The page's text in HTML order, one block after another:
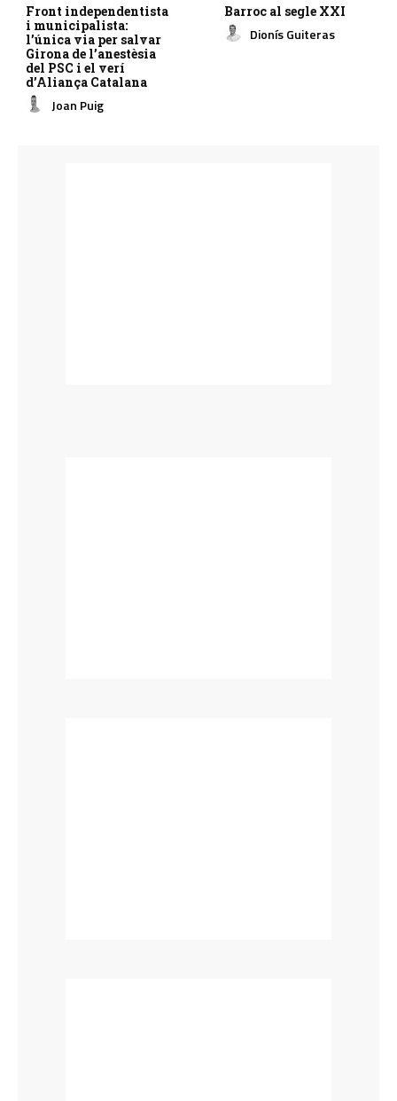
Front independentista
i municipalista:
l’única via per salvar
Girona de l’anestèsia
del PSC i el verí
d’Aliança Catalana
Joan Puig
Barroc al segle XXI
Dionís Guiteras